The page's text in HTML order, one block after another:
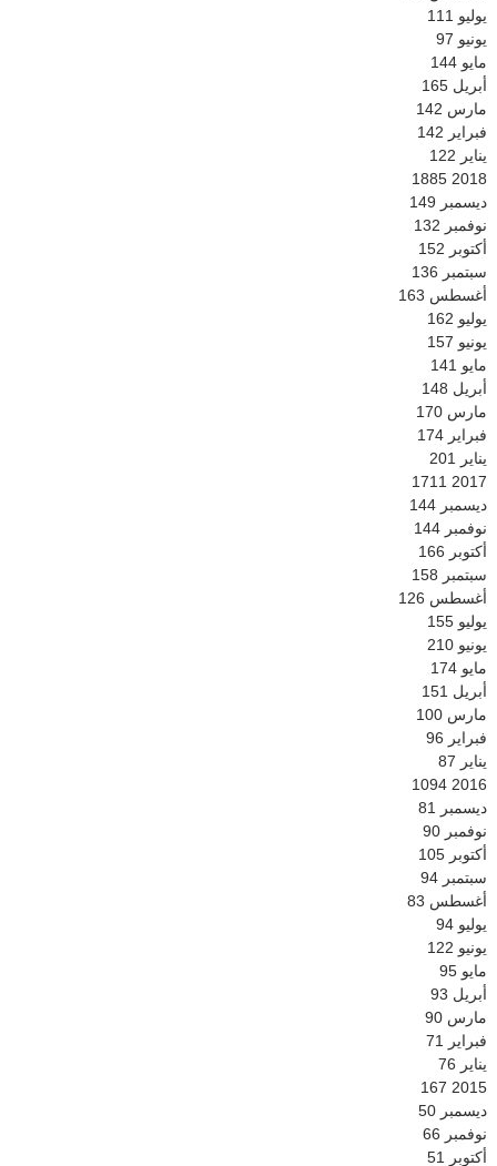
يوليو 111
يونيو 97
مايو 144
أبريل 165
مارس 142
فبراير 142
يناير 122
2018
1885
ديسمبر 149
نوفمبر 132
أكتوبر 152
سبتمبر 136
أغسطس 163
يوليو 162
يونيو 157
مايو 141
أبريل 148
مارس 170
فبراير 174
يناير 201
2017
1711
ديسمبر 144
نوفمبر 144
أكتوبر 166
سبتمبر 158
أغسطس 126
يوليو 155
يونيو 210
مايو 174
أبريل 151
مارس 100
فبراير 96
يناير 87
2016
1094
ديسمبر 81
نوفمبر 90
أكتوبر 105
سبتمبر 94
أغسطس 83
يوليو 94
يونيو 122
مايو 95
أبريل 93
مارس 90
فبراير 71
يناير 76
2015
167
ديسمبر 50
نوفمبر 66
أكتوبر 51